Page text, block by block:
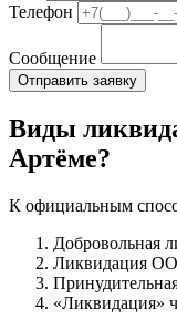
Телефон
Сообщение
Виды
Артёме?
К официальным
Добровольная
Ликвидация
«Ликвидация»